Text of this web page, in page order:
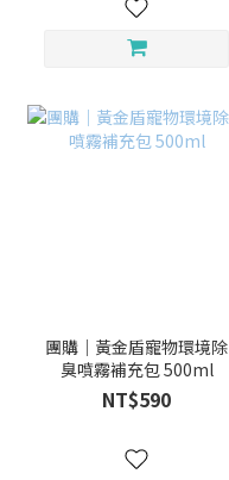
團購｜黃金盾寵物環境除
臭噴霧補充包 500ml
NT$590